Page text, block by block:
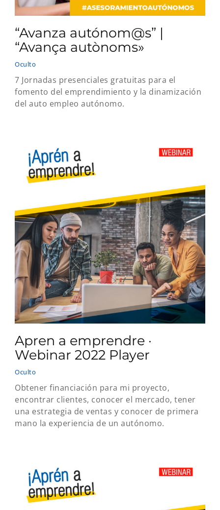
“Avanza autónom@s” |
“Avança autònoms»
Oculto
7 Jornadas presenciales gratuitas para el
fomento del emprendimiento y la dinamización
del auto empleo autónomo.
Apren a emprendre ·
Webinar 2022 Player
Oculto
Obtener financiación para mi proyecto,
encontrar clientes, conocer el mercado, tener
una estrategia de ventas y conocer de primera
mano la experiencia de un autónomo.